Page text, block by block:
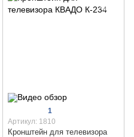
1
Артикул: 1810
Кронштейн для телевизора